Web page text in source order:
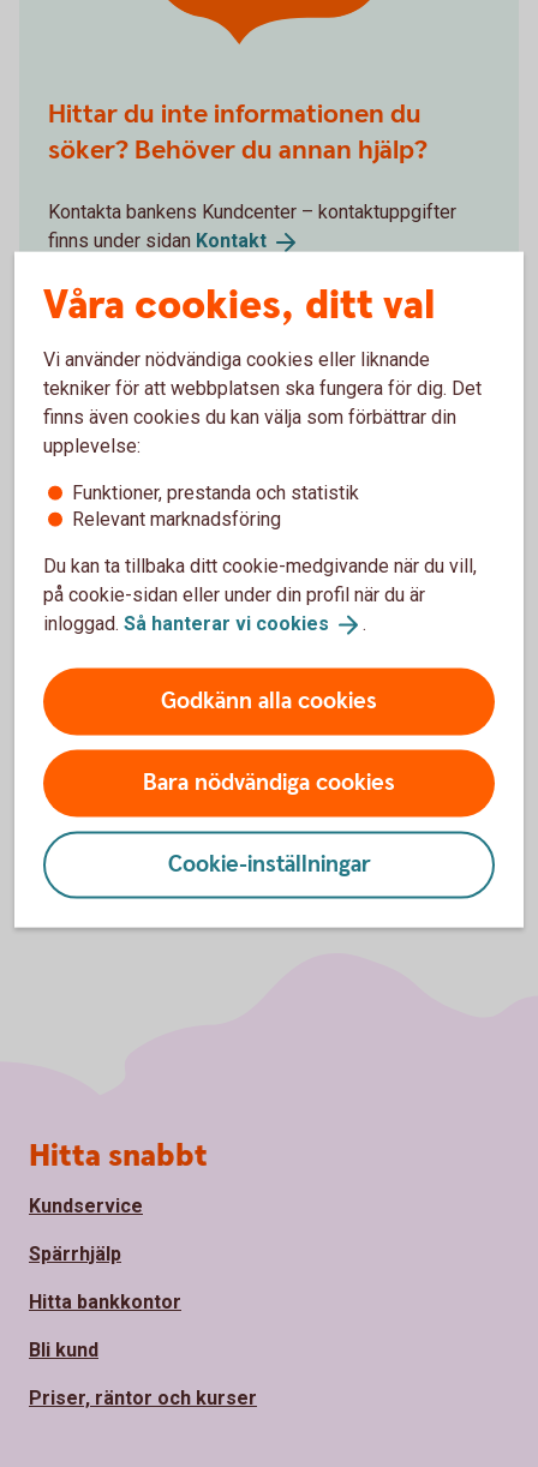
Hittar du inte informationen du
söker? Behöver du annan hjälp?
Kontakta bankens Kundcenter – kontaktuppgifter
finns under sidan Kontakt
Har du juridiska frågor om
Ta hjälp med bouppteckning, dödsboförvaltning och
arvskifte via vår samarbetspartner Götmars Juridik i
Lindesberg.
Gör digital bouppteckning (bouppteckna.se)
Boka tid med en jurist
Vill du ha ekonomisk rådgivning, till
exempel placering av arv?
Kontakta din bank – kontaktuppgifter finns under
sidanKontakt
Våra cookies, ditt val
Vi använder nödvändiga cookies eller liknande
tekniker för att webbplatsen ska fungera för dig. Det
finns även cookies du kan välja som förbättrar din
upplevelse:
Funktioner, prestanda och statistik
Relevant marknadsföring
Du kan ta tillbaka ditt cookie-medgivande när du vill,
på cookie-sidan eller under din profil när du är
inloggad. Så hanterar vi cookies .
Godkänn alla cookies
Bara nödvändiga cookies
Cookie-inställningar
Sidfot
Hitta snabbt
Kundservice
Spärrhjälp
Hitta bankkontor
Bli kund
Priser, räntor och kurser